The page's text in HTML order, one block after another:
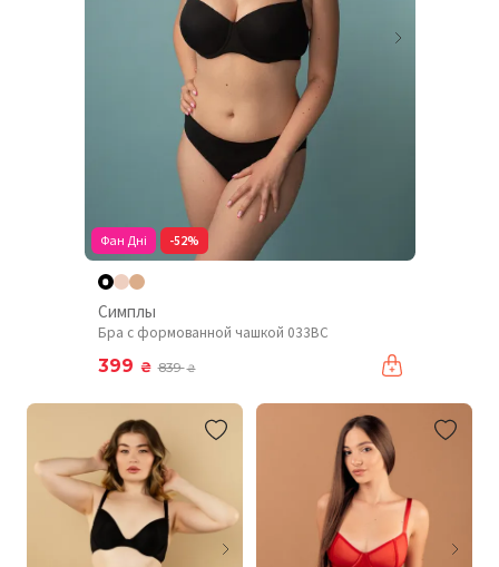
Фан Дні -52%
Симплы
Бра с формованной чашкой 033BC
399 ₴ 839₴